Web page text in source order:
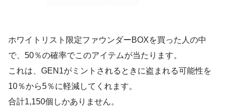
ホワイトリスト限定ファウンダーBOXを買った人の中
で、50％の確率でこのアイテムが当たります。
これは、GEN1がミントされるときに盗まれる可能性を
10％から5％に軽減してくれます。
合計1,150個しかありません。